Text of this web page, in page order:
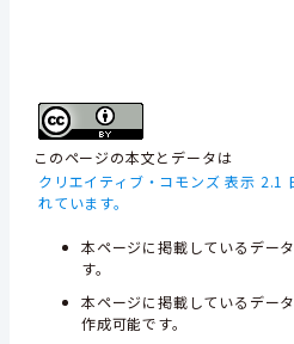
このページの本文とデータは
クリエイティブ・コモンズ 表示 2.1
れています。
本ページに掲載しているデー
す。
本ページに掲載しているデー
作成可能です。